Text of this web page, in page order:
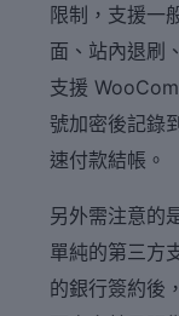
限制，支援一
面、站內退刷
支援
號加密後記錄
速付款結帳。
另外需注意的
單純的第三方
的銀行簽約後